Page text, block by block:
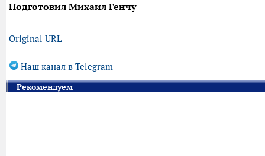
Подготовил Михаил Генчу
Original URL
Наш канал в Telegram
Рекомендуем